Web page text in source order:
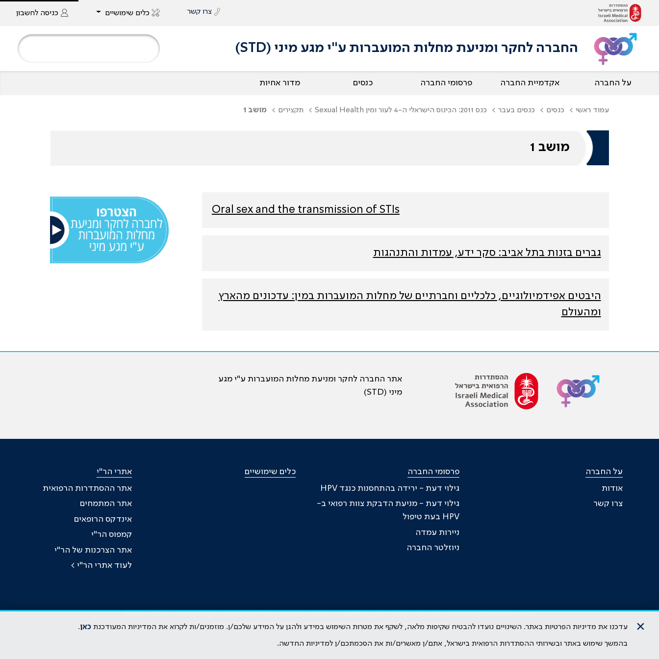
צרו קשר כלים שימושיים כניסה לחשבון
החברה לחקר ומניעת מחלות המועברות ע"י מגע מיני (STD)
על החברה אקדמיית החברה פרסומי החברה כנסים מדור אחיות
עמוד ראשי כנסים כנסים בעבר כנס 2011: הכינוס הישראלי ה-4 לעור ומין Sexual Health תקצירים מושב 1
מושב 1
Oral sex and the transmission of STIs
גברים בזנות בתל אביב: סקר ידע, עמדות והתנהגות
היבטים אפידמיולוגיים, כלכליים וחברתיים של מחלות המועברות במין: עדכונים מהארץ
ומהעולם
אתר החברה לחקר ומניעת מחלות המועברות ע"י מגע
מיני (STD)
על החברה
אודות
צרו קשר
פרסומי החברה
גילוי דעת - ירידה בהתחסנות כנגד HPV
גילוי דעת - מניעת הדבקת צוות רפואי ב-
HPV בעת טיפול
ניירות עמדה
ניוזלטר החברה
כלים שימושיים
אתרי הר"י
אתר ההסתדרות הרפואית
אתר המתמחים
אינדקס הרופאים
קמפוס הר"י
אתר הצרכנות של הר"י
לעוד אתרי הר"י >
להיגרם. כל הזכויות על המידע באתר שייכות להסתדרות הרפואית בישראל.מדיניות הפרטיות × עדכנו את מדיניות הפרטיות באתר. השינויים נועדו להבטיח שקיפות מלאה, לשקף את מטרות השימוש במידע ולהגן על המידע שלכם/ן. מוזמנים/ות לקרוא את המדיניות המעודכנת כאן.
בהמשך שימוש באתר ובשירותי ההסתדרות הרפואית בישראל, אתם/ן מאשרים/ות את הסכמתכם/ן למדיניות החדשה.